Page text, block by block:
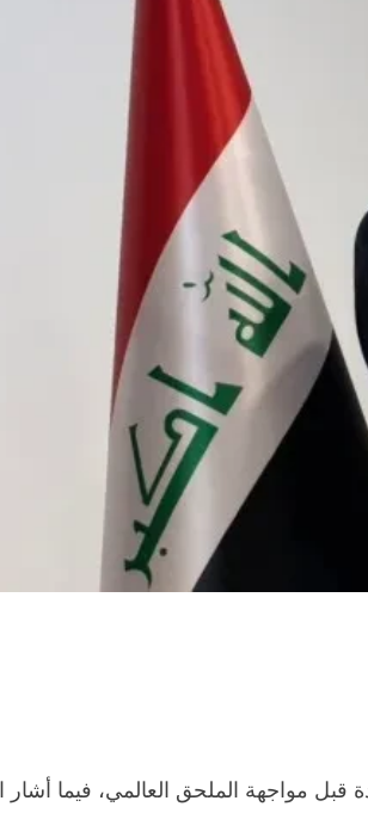
مواجهة الملحق العالمي، فيما أشار